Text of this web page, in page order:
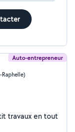
Auto-entrepreneur
Raphelle)
travaux en tout